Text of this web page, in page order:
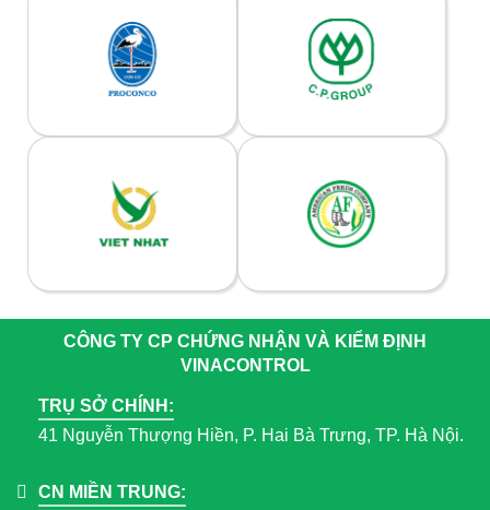
CÔNG TY CP CHỨNG NHẬN VÀ KIỂM ĐỊNH
VINACONTROL
TRỤ SỞ CHÍNH:
41 Nguyễn Thượng Hiền, P. Hai Bà Trưng, TP. Hà Nội.
CN MIỀN TRUNG: